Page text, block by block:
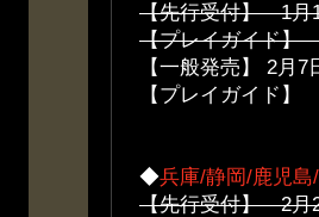
【先行受付】 1月
【プレイガイド】
【一般発売】 2月
【プレイガイド】
◆兵庫/静岡/鹿児
【先行受付】 2月